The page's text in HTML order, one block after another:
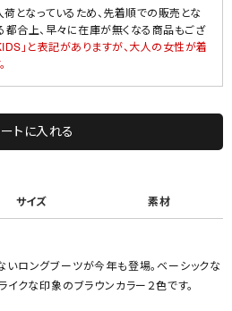
となっているため、先着順での販売とな
都合上、早々に在庫が無くなる商品もござ
」と表記がありますが、大人の女性が着
トに入れる
サイズ 素材
ロングブーツが今年も登場。ベーシックな
クな印象のブラウンカラー２色です。